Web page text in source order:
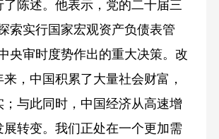
了陈述。他表示，党的二十届三
索实行国家宏观资产负债表管
央审时度势作出的重大决策。改
，中国积累了大量社会财富，
；与此同时，中国经济从高速增
展转变。我们正处在一个更加需